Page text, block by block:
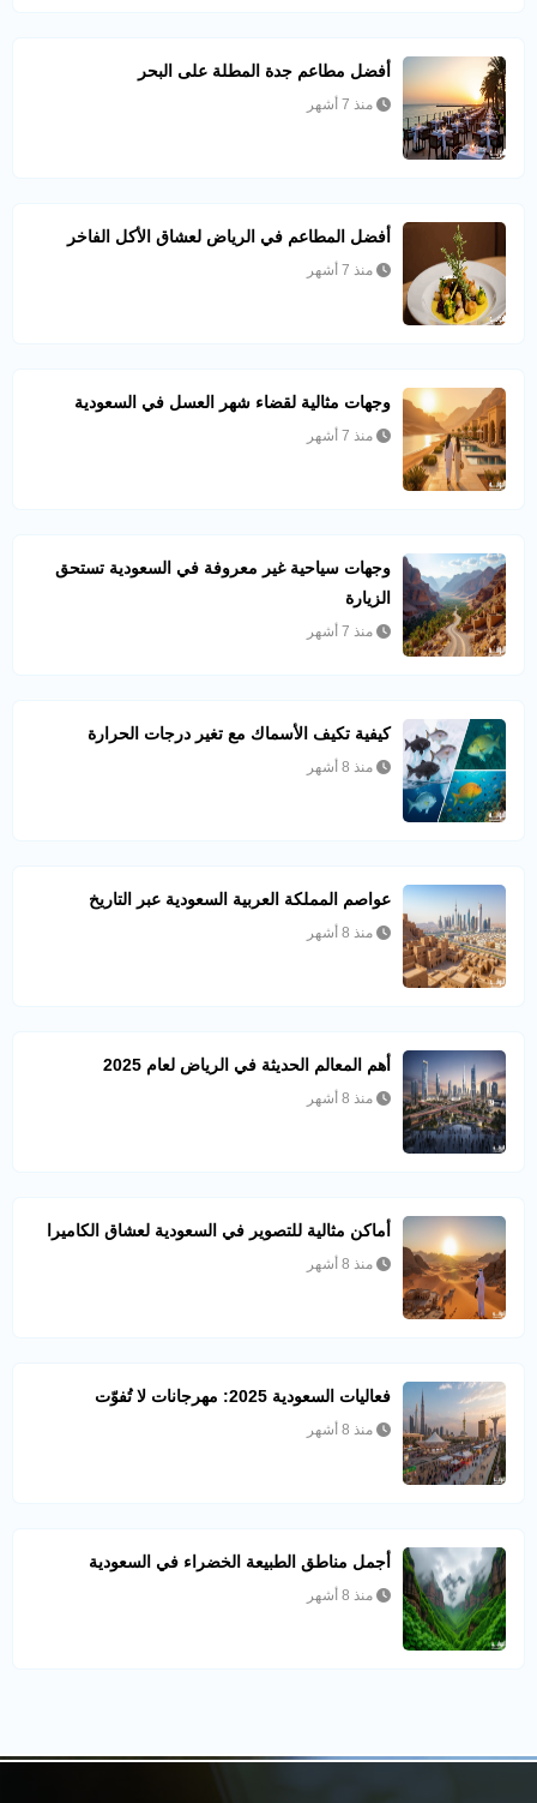
أفضل مطاعم جدة المطلة على البحر
منذ 7 أشهر
أفضل المطاعم في الرياض لعشاق الأكل الفاخر
منذ 7 أشهر
وجهات مثالية لقضاء شهر العسل في السعودية
منذ 7 أشهر
وجهات سياحية غير معروفة في السعودية تستحق
الزيارة
منذ 7 أشهر
كيفية تكيف الأسماك مع تغير درجات الحرارة
منذ 8 أشهر
عواصم المملكة العربية السعودية عبر التاريخ
منذ 8 أشهر
أهم المعالم الحديثة في الرياض لعام 2025
منذ 8 أشهر
أماكن مثالية للتصوير في السعودية لعشاق الكاميرا
منذ 8 أشهر
فعاليات السعودية 2025: مهرجانات لا تُفوّت
منذ 8 أشهر
أجمل مناطق الطبيعة الخضراء في السعودية
منذ 8 أشهر